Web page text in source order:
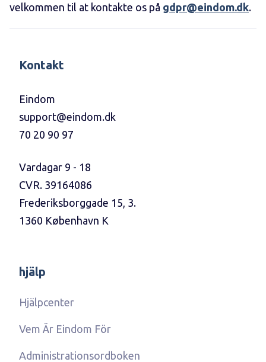
velkommen til at kontakte os på gdpr@eindom.dk.
Kontakt
Eindom
support@eindom.dk
70 20 90 97
Vardagar 9 - 18
CVR. 39164086
Frederiksborggade 15, 3.
1360 København K
hjälp
Hjälpcenter
Vem Är Eindom För
Administrationsordboken